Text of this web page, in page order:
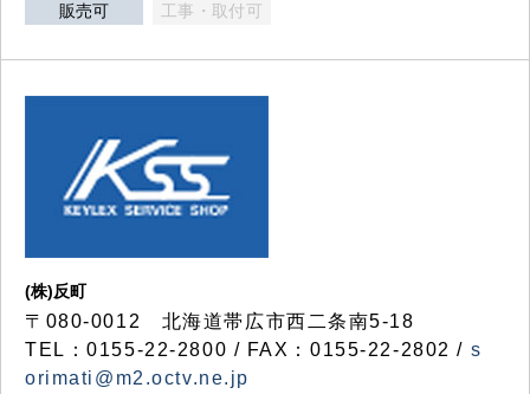
販売可 工事・取付可
(株)反町
〒080-0012 北海道帯広市西二条南5-18
TEL：0155-22-2800 / FAX：0155-22-2802 / s
orimati@m2.octv.ne.jp